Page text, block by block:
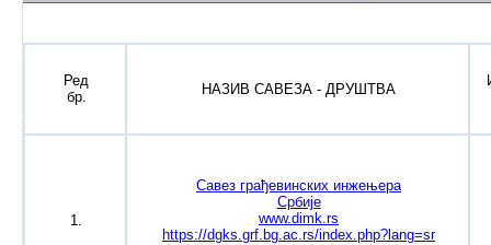
Ред
бр.
НАЗИВ САВЕЗА - ДРУШТВА
1.
Савез грађевинских инжењера
Србије
www.dimk.rs
https://dgks.grf.bg.ac.rs/index.php?lang=sr